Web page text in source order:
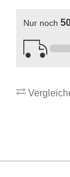
Nur noch